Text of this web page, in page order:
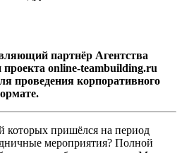
партнёр Агентства
online-teambuilding.ru
проведения корпоративного
которых пришёлся на период
мероприятия? Полной